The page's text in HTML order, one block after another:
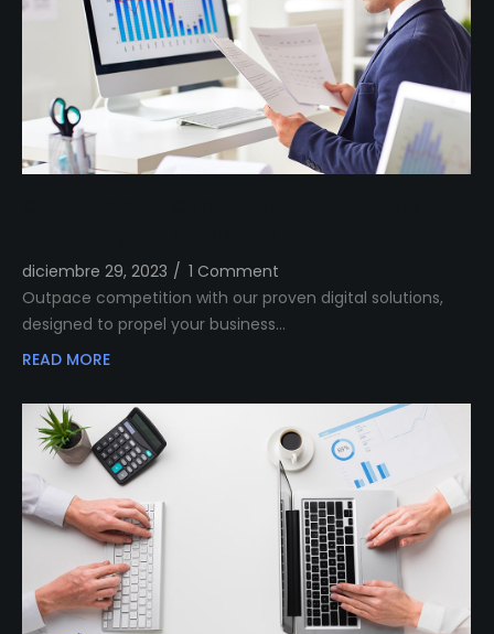
diciembre 29, 2023 / 1 Comment
Outpace competition with our proven digital solutions,
designed to propel your business…
READ MORE